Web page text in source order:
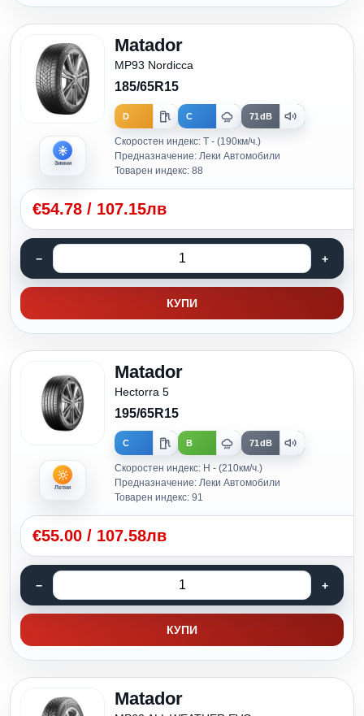
Зимни
Matador
MP93 Nordicca
185/65R15
D C 71dB
Скоростен индекс: T - (190км/ч.)
Предназначение: Леки Автомобили
Товарен индекс: 88
€54.78 / 107.15лв
КУПИ
Летни
Matador
Hectorra 5
195/65R15
C B 71dB
Скоростен индекс: H - (210км/ч.)
Предназначение: Леки Автомобили
Товарен индекс: 91
€55.00 / 107.58лв
КУПИ
Matador